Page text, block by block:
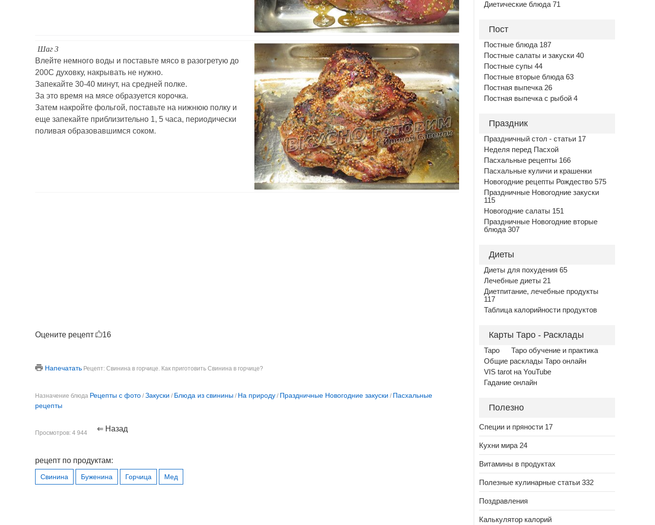
Шаг 3
Влейте немного воды и поставьте мясо в разогретую до
200С духовку, накрывать не нужно.
Запекайте 30-40 минут, на средней полке.
За это время на мясе образуется корочка.
Затем накройте фольгой, поставьте на нижнюю полку и
еще запекайте приблизительно 1, 5 часа, периодически
поливая образовавшимся соком.
Оцените рецепт 16
Напечатать Рецепт: Свинина в горчице. Как приготовить Свинина в горчице?
Назначение блюда Рецепты с фото / Закуски / Блюда из свинины / На природу / Праздничные Новогодние закуски / Пасхальные
рецепты
Просмотров: 4 944 ⇐ Назад
рецепт по продуктам:
Свинина Буженина Горчица Мед
Диетические блюда 71
Пост
Постные блюда 187
Постные салаты и закуски 40
Постные супы 44
Постные вторые блюда 63
Постная выпечка 26
Постная выпечка с рыбой 4
Праздник
Праздничный стол - статьи 17
Неделя перед Пасхой
Пасхальные рецепты 166
Пасхальные куличи и крашенки
Новогодние рецепты Рождество 575
Праздничные Новогодние закуски
115
Новогодние салаты 151
Праздничные Новогодние вторые
блюда 307
Диеты
Диеты для похудения 65
Лечебные диеты 21
Диетпитание, лечебные продукты
117
Таблица калорийности продуктов
Карты Таро - Расклады
Таро
Таро обучение и практика
Общие расклады Таро онлайн
VIS tarot на YouTube
Гадание онлайн
Полезно
Специи и пряности 17
Кухни мира 24
Витамины в продуктах
Полезные кулинарные статьи 332
Поздравления
Калькулятор калорий